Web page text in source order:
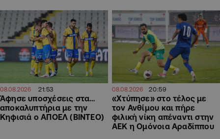
08.08.2026 21:53
Άφησε υποσχέσεις στα…
αποκαλυπτήρια με την
Κηφισιά ο ΑΠΟΕΛ (ΒΙΝΤΕΟ)
08.08.2026 20:59
«Χτύπησε» στο τέλος με
τον Ανθίμου και πήρε
φιλική νίκη απέναντι στην
ΑΕΚ η Ομόνοια Αραδίππου